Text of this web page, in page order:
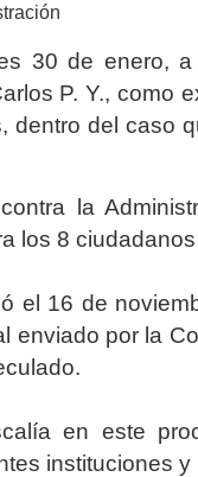
30 de enero,
P. Y., como
del caso
la
los 8
el 16 de
enviado por la
en este
instituciones